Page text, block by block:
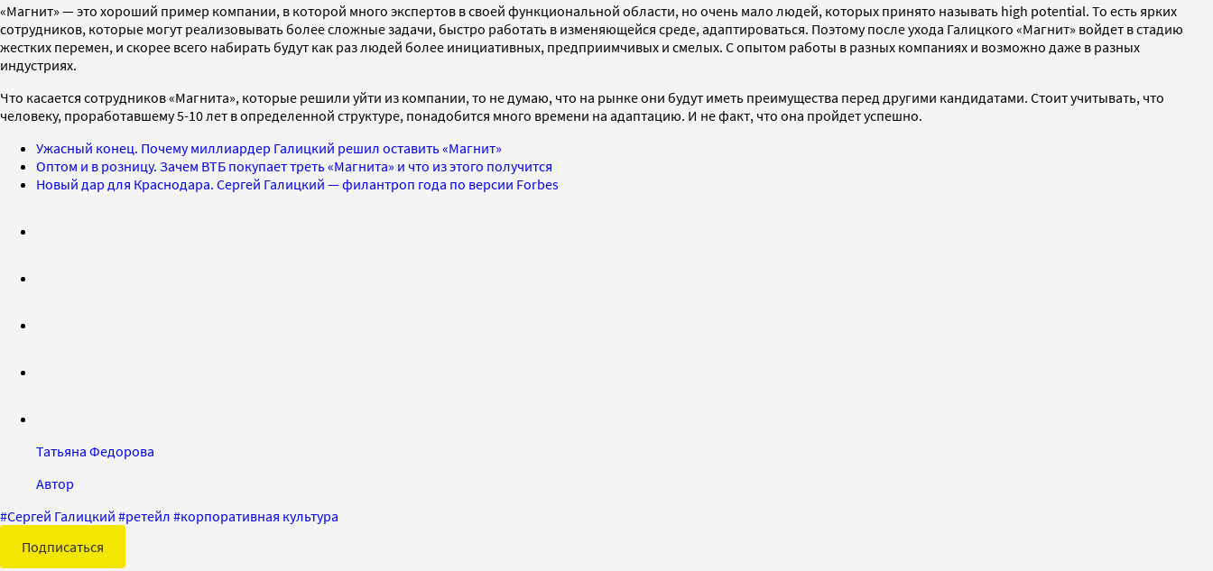
«Магнит» — это хороший пример компании, в которой много экспертов в своей функциональной области, но очень мало людей, которых принято называть high potential. То есть ярких
сотрудников, которые могут реализовывать более сложные задачи, быстро работать в изменяющейся среде, адаптироваться. Поэтому после ухода Галицкого «Магнит» войдет в стадию
жестких перемен, и скорее всего набирать будут как раз людей более инициативных, предприимчивых и смелых. С опытом работы в разных компаниях и возможно даже в разных
индустриях.
Что касается сотрудников «Магнита», которые решили уйти из компании, то не думаю, что на рынке они будут иметь преимущества перед другими кандидатами. Стоит учитывать, что
человеку, проработавшему 5-10 лет в определенной структуре, понадобится много времени на адаптацию. И не факт, что она пройдет успешно.
Ужасный конец. Почему миллиардер Галицкий решил оставить «Магнит»
Оптом и в розницу. Зачем ВТБ покупает треть «Магнита» и что из этого получится
Новый дар для Краснодара. Сергей Галицкий — филантроп года по версии Forbes
Татьяна Федорова
Автор
#Сергей Галицкий #ретейл #корпоративная культура
Подписаться